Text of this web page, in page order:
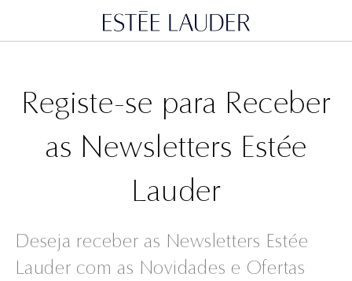
Registe-se para Receber
as Newsletters Estée
Lauder
Deseja receber as Newsletters Estée
Lauder com as Novidades e Ofertas